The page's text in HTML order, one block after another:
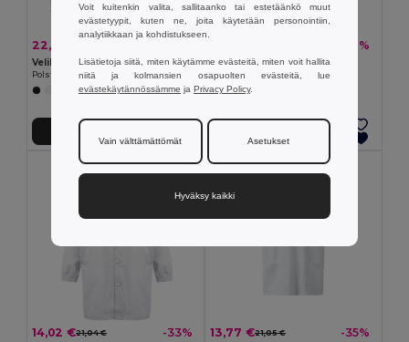
22,35 €
Velilla 36047
+4 Värit
-32%
NONSMOKE Palohälytin
GiftRetail MO8426
14,02 €21,04 € -33% 13,77 €21,05 € -35%
Voit kuitenkin valita, sallitaanko tai estetäänkö muut
evästetyypit, kuten ne, joita käytetään personointiin,
analytiikkaan ja kohdistukseen.
Lisätietoja siitä, miten käytämme evästeitä, miten voit hallita
niitä ja kolmansien osapuolten evästeitä, lue
evästekäytännössämme ja Privacy Policy.
Vain välttämättömät Asetukset
Hyväksy kaikki